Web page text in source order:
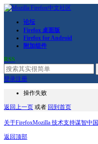
论坛
Firefox 桌面版
Firefox for Android
附加组件
RSS
登录注册
操作失败
返回上一页 或者 回到首页
关于FirefoxMozilla 技术支持谋智中国
返回顶部